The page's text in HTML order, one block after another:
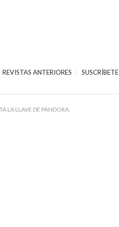
REVISTAS ANTERIORES SUSCRÍBETE
LA LLAVE DE PANDORA.